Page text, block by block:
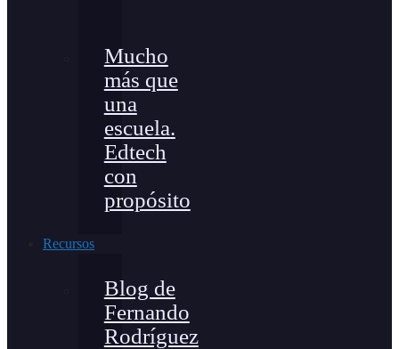
Mucho
más que
una
escuela.
Edtech
con
propósito
Recursos
Blog de
Fernando
Rodríguez